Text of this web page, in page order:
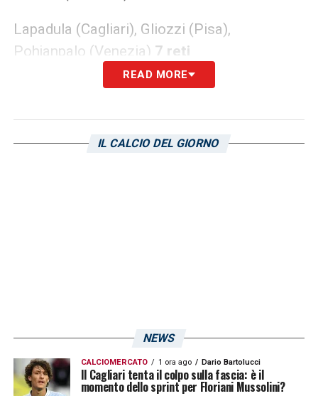
Lapadula (Cagliari), Gliozzi (Pisa),
Pohjanpalo (Venezia) 7 reti
Mulattieri (Frosinone), Coda (Genoa), Diaw
LA PLAYLIST DELLE NOSTRE TOP NEWS
READ MORE
IL CALCIO DEL GIORNO
NEWS
CALCIOMERCATO 1 ora ago Dario Bartolucci
Il Cagliari tenta il colpo sulla fascia: è il
momento dello sprint per Floriani Mussolini?